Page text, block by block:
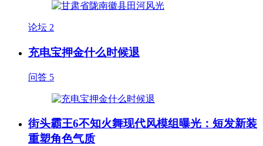
论坛 2
充电宝押金什么时候退
问答 5
街头霸王6不知火舞现代风模组曝光：短发新装
重塑角色气质